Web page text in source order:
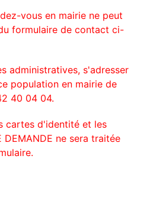
vous en mairie ne peut
formulaire de contact ci-
administratives, s'adresser
population en mairie de
40 04 04.
cartes d'identité et les
DEMANDE ne sera traitée